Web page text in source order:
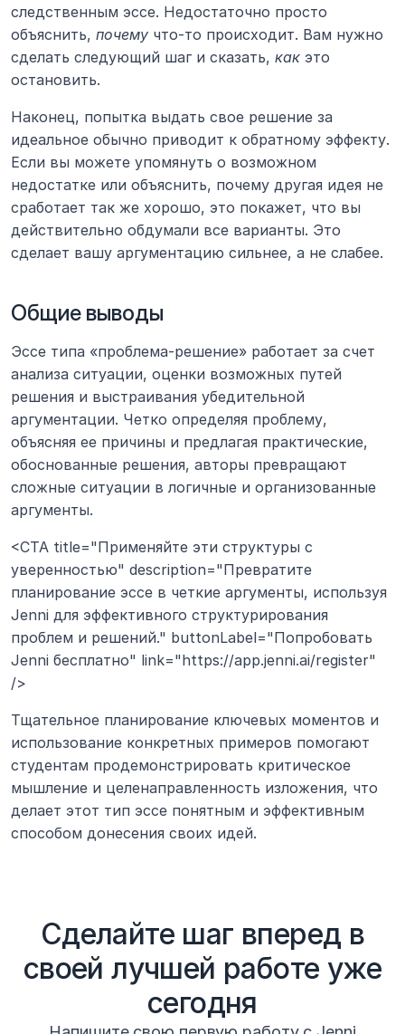
следственным эссе. Недостаточно просто
объяснить, почему что-то происходит. Вам нужно
сделать следующий шаг и сказать, как это
остановить.
Наконец, попытка выдать свое решение за
идеальное обычно приводит к обратному эффекту.
Если вы можете упомянуть о возможном
недостатке или объяснить, почему другая идея не
сработает так же хорошо, это покажет, что вы
действительно обдумали все варианты. Это
сделает вашу аргументацию сильнее, а не слабее.
Общие выводы
Эссе типа «проблема-решение» работает за счет
анализа ситуации, оценки возможных путей
решения и выстраивания убедительной
аргументации. Четко определяя проблему,
объясняя ее причины и предлагая практические,
обоснованные решения, авторы превращают
сложные ситуации в логичные и организованные
аргументы.
<CTA title="Применяйте эти структуры с
уверенностью" description="Превратите
планирование эссе в четкие аргументы, используя
Jenni для эффективного структурирования
проблем и решений." buttonLabel="Попробовать
Jenni бесплатно" link="https://app.jenni.ai/register"
/>
Тщательное планирование ключевых моментов и
использование конкретных примеров помогают
студентам продемонстрировать критическое
мышление и целенаправленность изложения, что
делает этот тип эссе понятным и эффективным
способом донесения своих идей.
Сделайте шаг вперед в
своей лучшей работе уже
сегодня